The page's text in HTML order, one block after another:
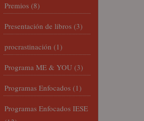
Premios (8)
Presentación de libros (3)
procrastinación (1)
Programa ME & YOU (3)
Programas Enfocados (1)
Programas Enfocados IESE